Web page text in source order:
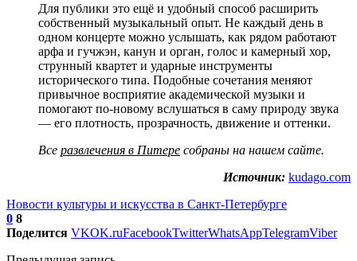
Для публики это ещё и удобный способ расширить
собственный музыкальный опыт. Не каждый день в
одном концерте можно услышать, как рядом работают
арфа и гучжэн, канун и орган, голос и камерный хор,
струнный квартет и ударные инструменты
исторического типа. Подобные сочетания меняют
привычное восприятие академической музыки и
помогают по-новому вслушаться в саму природу звука
— его плотность, прозрачность, движение и оттенки.
Все развлечения в Питере собраны на нашем сайте.
Источник: kudago.com
Новости культуры и искусства в Санкт-Петербурге
0 8
Поделится VKOK.ruFacebookTwitterWhatsAppTelegramViber